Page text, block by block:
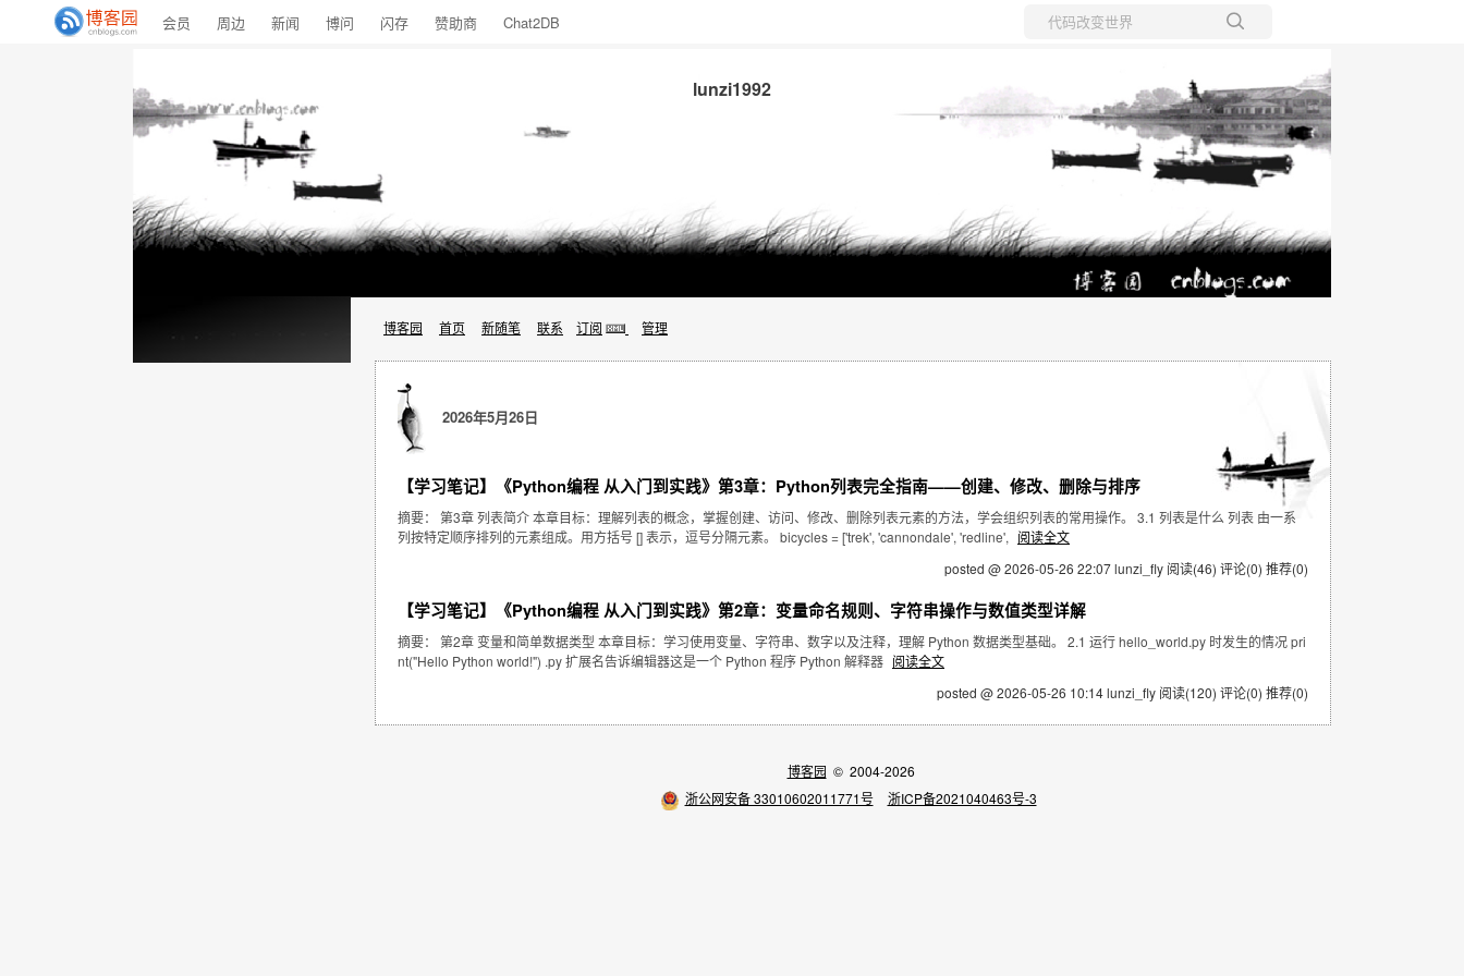
会员 周边 新闻 博问 闪存 赞助商 Chat2DB
当前博客
lunzi1992
博客园 首页 新随笔 联系 订阅 管理
2026年5月26日
【学习笔记】《Python编程 从入门到实践》第3章：Python列表完全指南——创建、修改、删除与排序
摘要： 第3章 列表简介 本章目标：理解列表的概念，掌握创建、访问、修改、删除列表元素的方法，学会组织列表的常用操作。 3.1 列表是什么 列表 由一系
列按特定顺序排列的元素组成。用方括号 [] 表示，逗号分隔元素。 bicycles = ['trek', 'cannondale', 'redline', 阅读全文
posted @ 2026-05-26 22:07 lunzi_fly 阅读(46) 评论(0) 推荐(0)
【学习笔记】《Python编程 从入门到实践》第2章：变量命名规则、字符串操作与数值类型详解
摘要： 第2章 变量和简单数据类型 本章目标：学习使用变量、字符串、数字以及注释，理解 Python 数据类型基础。 2.1 运行 hello_world.py 时发生的情况 pri
nt("Hello Python world!") .py 扩展名告诉编辑器这是一个 Python 程序 Python 解释器 阅读全文
posted @ 2026-05-26 10:14 lunzi_fly 阅读(120) 评论(0) 推荐(0)
博客园 © 2004-2026
浙公网安备 33010602011771号
浙ICP备2021040463号-3